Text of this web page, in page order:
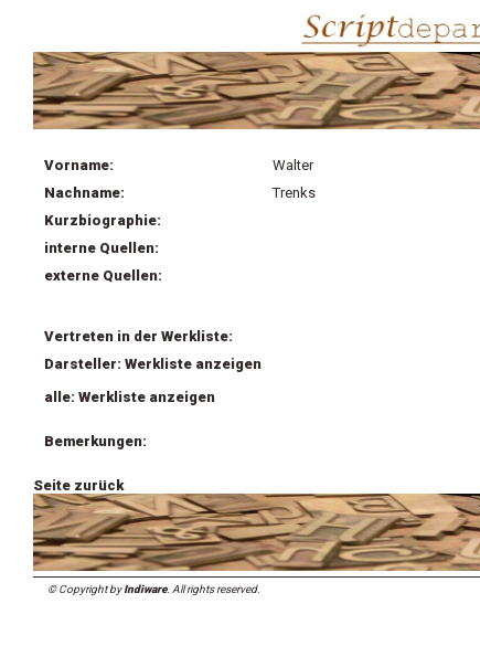
Vorname:
Walter
Nachname:
Trenks
Kurzbiographie:
interne Quellen:
externe Quellen:
Vertreten in der Werkliste:
Darsteller: Werkliste anzeigen
alle: Werkliste anzeigen
Bemerkungen:
Seite zurück
© Copyright byIndiware. All rights reserved.